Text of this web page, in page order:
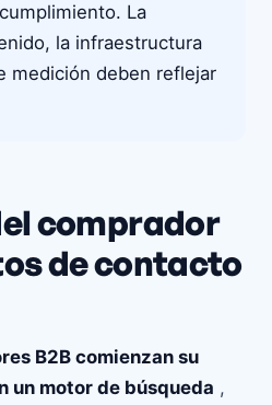
La
la infraestructura
medición deben reflejar
comprador
de contacto
B2B comienzan su
un motor de búsqueda ,